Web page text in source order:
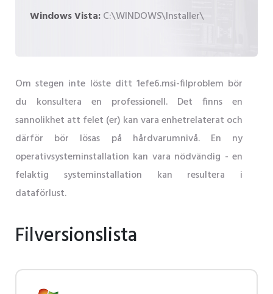
Windows Vista:C:\WINDOWS\Installer\
Om stegen inte löste ditt 1efe6.msi-filproblem bör
du konsultera en professionell. Det finns en
sannolikhet att felet (er) kan vara enhetrelaterat och
därför bör lösas på hårdvarumnivå. En ny
operativsysteminstallation kan vara nödvändig - en
felaktig systeminstallation kan resultera i
dataförlust.
Filversionslista